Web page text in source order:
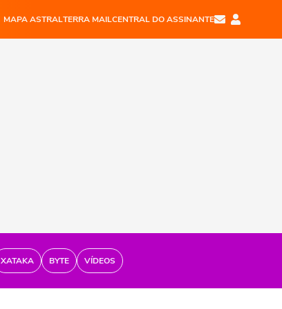
MAPA ASTRALTERRA MAILCENTRAL DO ASSINANTE
XATAKA BYTE VÍDEOS